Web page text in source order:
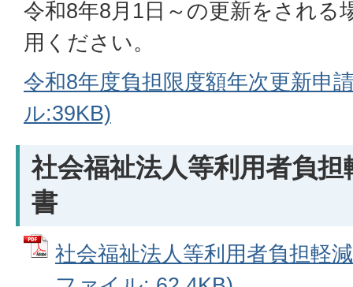
令和8年8月1日～の更新をされる
用ください。
令和8年度負担限度額年次更新申
ル:39KB)
社会福祉法人等利用者負
書
社会福祉法人等利用者負担軽